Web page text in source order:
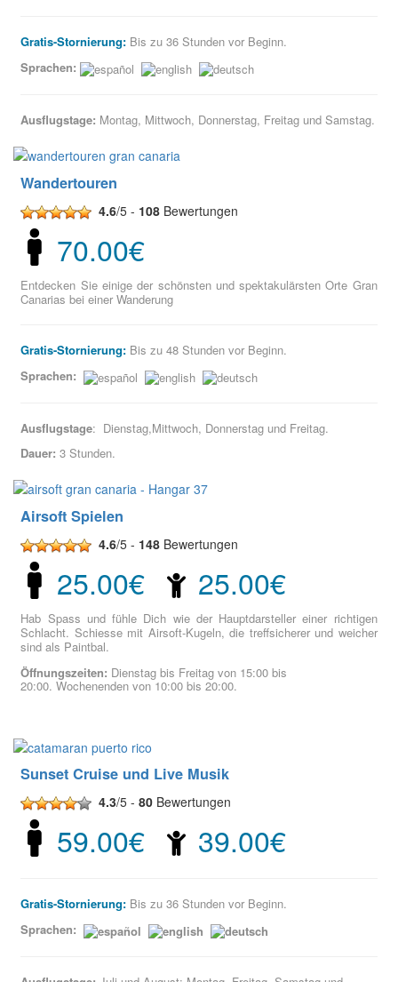
Gratis-Stornierung: Bis zu 36 Stunden vor Beginn.
Sprachen:
Ausflugstage: Montag, Mittwoch, Donnerstag, Freitag und Samstag.
Wandertouren
4.6/5 - 108 Bewertungen
70.00€
Entdecken Sie einige der schönsten und spektakulärsten Orte Gran
Canarias bei einer Wanderung
Gratis-Stornierung: Bis zu 48 Stunden vor Beginn.
Sprachen:
Ausflugstage: Dienstag,Mittwoch, Donnerstag und Freitag.
Dauer: 3 Stunden.
Airsoft Spielen
4.6/5 - 148 Bewertungen
25.00€ 25.00€
Hab Spass und fühle Dich wie der Hauptdarsteller einer richtigen
Schlacht. Schiesse mit Airsoft-Kugeln, die treffsicherer und weicher
sind als Paintbal.
Öffnungszeiten: Dienstag bis Freitag von 15:00 bis
20:00. Wochenenden von 10:00 bis 20:00.
Sunset Cruise und Live Musik
4.3/5 -80 Bewertungen
59.00€ 39.00€
Gratis-Stornierung: Bis zu 36 Stunden vor Beginn.
Sprachen: